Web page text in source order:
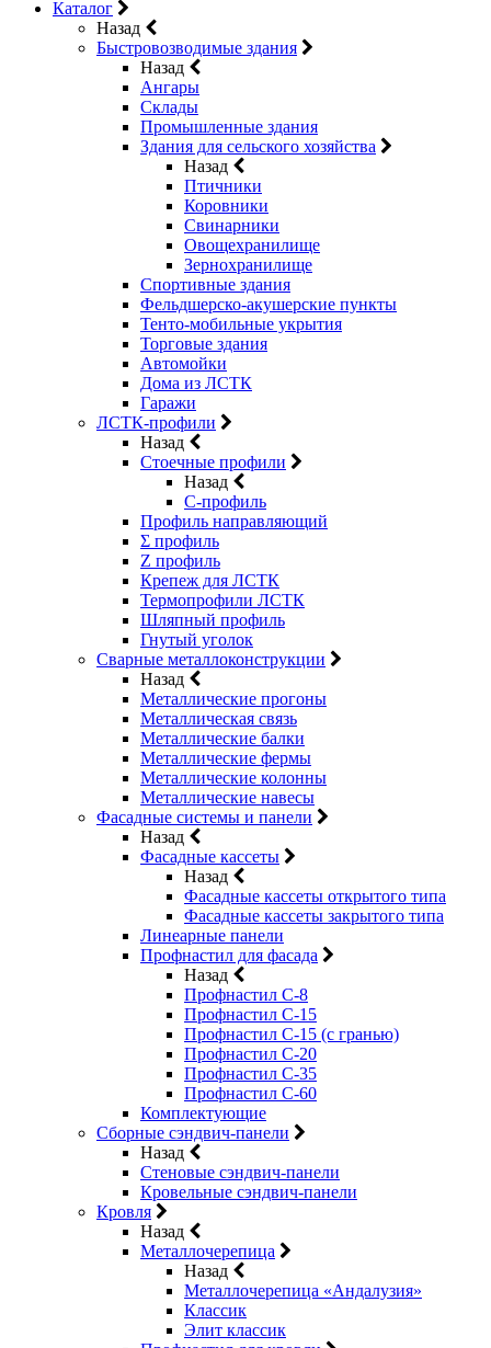
Каталог
Назад
Быстровозводимые здания
Назад
Ангары
Склады
Промышленные здания
Здания для сельского хозяйства
Назад
Птичники
Коровники
Свинарники
Овощехранилище
Зернохранилище
Спортивные здания
Фельдшерско-акушерские пункты
Тенто-мобильные укрытия
Торговые здания
Автомойки
Дома из ЛСТК
Гаражи
ЛСТК-профили
Назад
Стоечные профили
Назад
C-профиль
Профиль направляющий
Σ профиль
Z профиль
Крепеж для ЛСТК
Термопрофили ЛСТК
Шляпный профиль
Гнутый уголок
Сварные металлоконструкции
Назад
Металлические прогоны
Металлическая связь
Металлические балки
Металлические фермы
Металлические колонны
Металлические навесы
Фасадные системы и панели
Назад
Фасадные кассеты
Назад
Фасадные кассеты открытого типа
Фасадные кассеты закрытого типа
Линеарные панели
Профнастил для фасада
Назад
Профнастил С-8
Профнастил С-15
Профнастил С-15 (с гранью)
Профнастил С-20
Профнастил С-35
Профнастил С-60
Комплектующие
Сборные сэндвич-панели
Назад
Стеновые сэндвич-панели
Кровельные сэндвич-панели
Кровля
Назад
Металлочерепица
Назад
Металлочерепица «Андалузия»
Классик
Элит классик